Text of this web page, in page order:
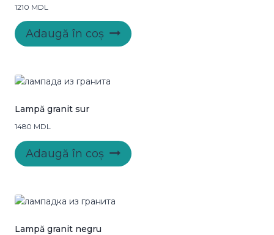
1210 MDL
Adaugă în coș
Lampă granit sur
1480 MDL
Adaugă în coș
Lampă granit negru